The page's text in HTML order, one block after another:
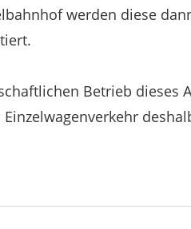
werden diese
Betrieb dieses